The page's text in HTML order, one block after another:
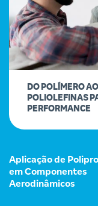
DO POLÍMERO
POLIOLEFINAS
PERFORMANCE
Aplicação de
em Componentes
Aerodinâmicos